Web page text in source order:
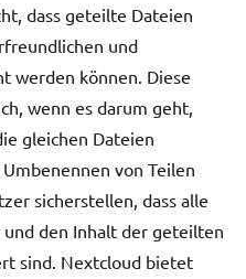
dass geteilte Dateien
und
werden können. Diese
wenn es darum geht,
gleichen Dateien
von Teilen
sicherstellen, dass alle
den Inhalt der geteilten
sind. Nextcloud bietet